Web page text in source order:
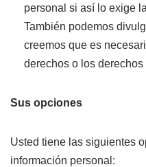
personal si así lo exige
También podemos
creemos que es
derechos o los derechos
Sus opciones
Usted tiene las siguientes
información personal: